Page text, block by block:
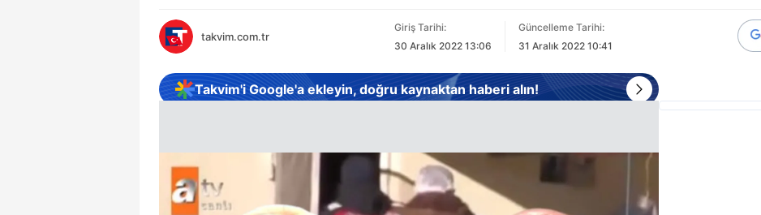
takvim.com.tr
Giriş Tarihi:
30 Aralık 2022 13:06
Güncelleme Tarihi:
31 Aralık 2022 10:41
Takvim'i Google'a ekleyin, doğru kaynaktan haberi alın!